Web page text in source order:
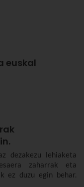
euskal
dezakezu lehiaketa
zaharrak eta
ez duzu egin behar.